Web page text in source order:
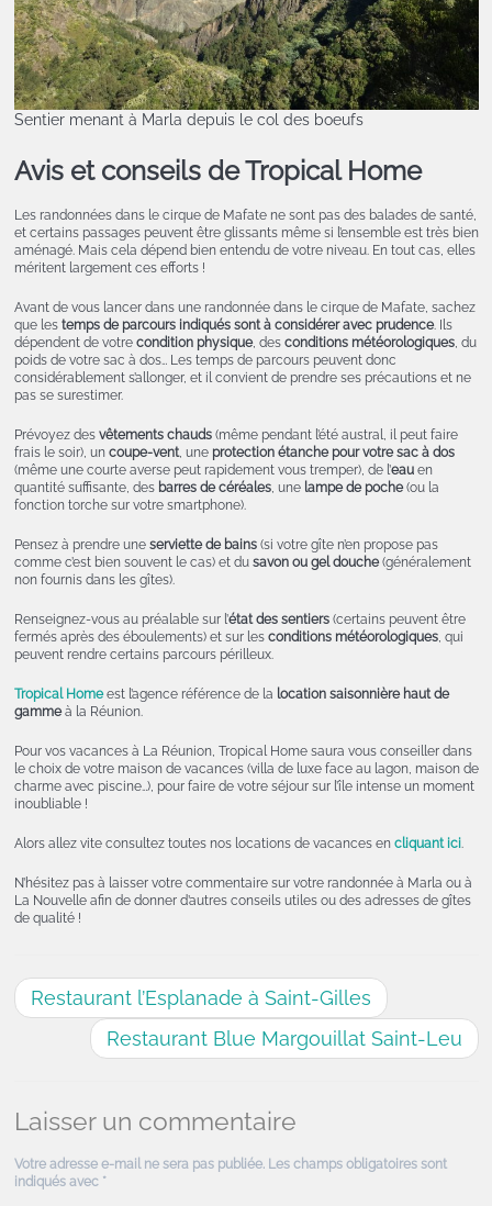
Sentier menant à Marla depuis le col des boeufs
Avis et conseils de Tropical Home
Les randonnées dans le cirque de Mafate ne sont pas des balades de santé,
et certains passages peuvent être glissants même si l’ensemble est très bien
aménagé. Mais cela dépend bien entendu de votre niveau. En tout cas, elles
méritent largement ces efforts !
Avant de vous lancer dans une randonnée dans le cirque de Mafate, sachez
que les temps de parcours indiqués sont à considérer avec prudence. Ils
dépendent de votre condition physique, des conditions météorologiques, du
poids de votre sac à dos… Les temps de parcours peuvent donc
considérablement s’allonger, et il convient de prendre ses précautions et ne
pas se surestimer.
Prévoyez des vêtements chauds(même pendant l’été austral, il peut faire
frais le soir), un coupe-vent, une protection étanche pour votre sac à dos
(même une courte averse peut rapidement vous tremper), de l’eau en
quantité suffisante, des barres de céréales, une lampe de poche(ou la
fonction torche sur votre smartphone).
Pensez à prendre une serviette de bains(si votre gîte n’en propose pas
comme c’est bien souvent le cas) et du savon ou gel douche(généralement
non fournis dans les gîtes).
Renseignez-vous au préalable sur l’état des sentiers (certains peuvent être
fermés après des éboulements) et sur les conditions météorologiques, qui
peuvent rendre certains parcours périlleux.
Tropical Homeest l’agence référence de la location saisonnière haut de
gammeà la Réunion.
Pour vos vacances à La Réunion, Tropical Home saura vous conseiller dans
le choix de votre maison de vacances (villa de luxe face au lagon, maison de
charme avec piscine…), pour faire de votre séjour sur l’île intense un moment
inoubliable !
Alors allez vite consultez toutes nos locations de vacances en cliquant ici.
N’hésitez pas à laisser votre commentaire sur votre randonnée à Marla ou à
La Nouvelle afin de donner d’autres conseils utiles ou des adresses de gîtes
de qualité !
Restaurant l’Esplanade à Saint-Gilles
Restaurant Blue Margouillat Saint-Leu
Laisser un commentaire
Votre adresse e-mail ne sera pas publiée. Les champs obligatoires sont
indiqués avec *